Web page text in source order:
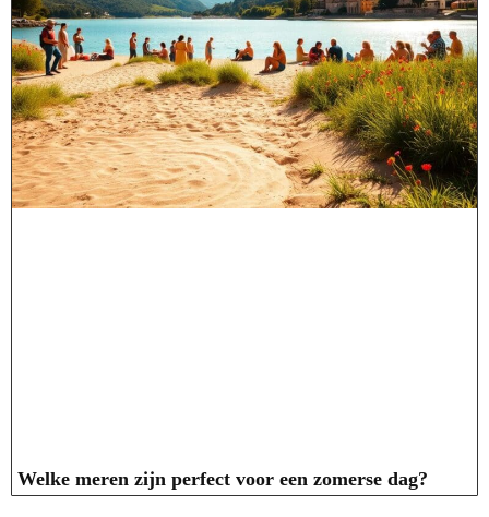
Welke meren zijn perfect voor een zomerse dag?